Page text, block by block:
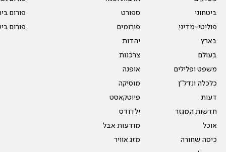
ביטחוני
פוליטי-מדיני
בארץ
בעולם
משפט ופלילים
כלכלה ונדל"ן
דעות
חדשות המגזר
אוכל
כיפה שחורה
ספורט
פורומים
יהדות
צרכנות
אופנה
מוסיקה
פיוטקאסט
ילדודס
מודעות אבל
מזג אוויר
פורום
פורום